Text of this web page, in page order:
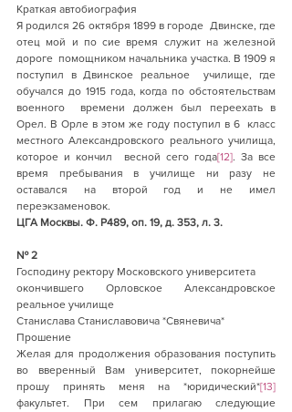
Краткая автобиография
Я родился 26 октября 1899 в городе  Двинске, где
отец мой и по сие время служит на железной
дороге  помощником начальника участка. В 1909 я
поступил в Двинское реальное  училище, где
обучался до 1915 года, когда по обстоятельствам
военного  времени должен был переехать в
Орел. В Орле в этом же году поступил в 6  класс
местного Александровского реального училища,
которое и кончил  весной сего года[12]. За все
время пребывания в училище ни разу не
оставался на второй год и не имел
переэкзаменовок.
ЦГА Москвы. Ф. Р489, оп. 19, д. 353, л. 3.
№ 2
Господину ректору Московского университета
окончившего Орловское Александровское
реальное училище
Станислава Станиславовича *Свяневича*
Прошение
Желая для продолжения образования поступить
во вверенный Вам университет, покорнейше
прошу принять меня на *юридический*[13]
факультет. При сем прилагаю следующие